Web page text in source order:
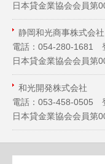
日本貸金業協会会員第
静岡和光商事株式会社
電話：054-280-1681
日本貸金業協会会員第
和光開発株式会社
電話：053-458-0505
日本貸金業協会会員第